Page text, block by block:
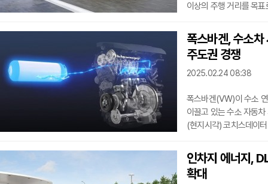
이상의 주행 거리를 목
배터리 기술 기업 팩토
개조된 EQS 모델의 도
환경에서 전고체 배터리
CEO 시유 황은 “리튬 금
폭스바겐, 수소차
주도권 경쟁
2025.02.24 08:38
폭스바겐(VW)이 수소
이끌고 있는 수소 자동
(현지시각) 코치스데이
스택을 개발 중이라고
이룬 것을 말한다폭스
멤브레인을 활용한 수소
인차지 에너지,
확대